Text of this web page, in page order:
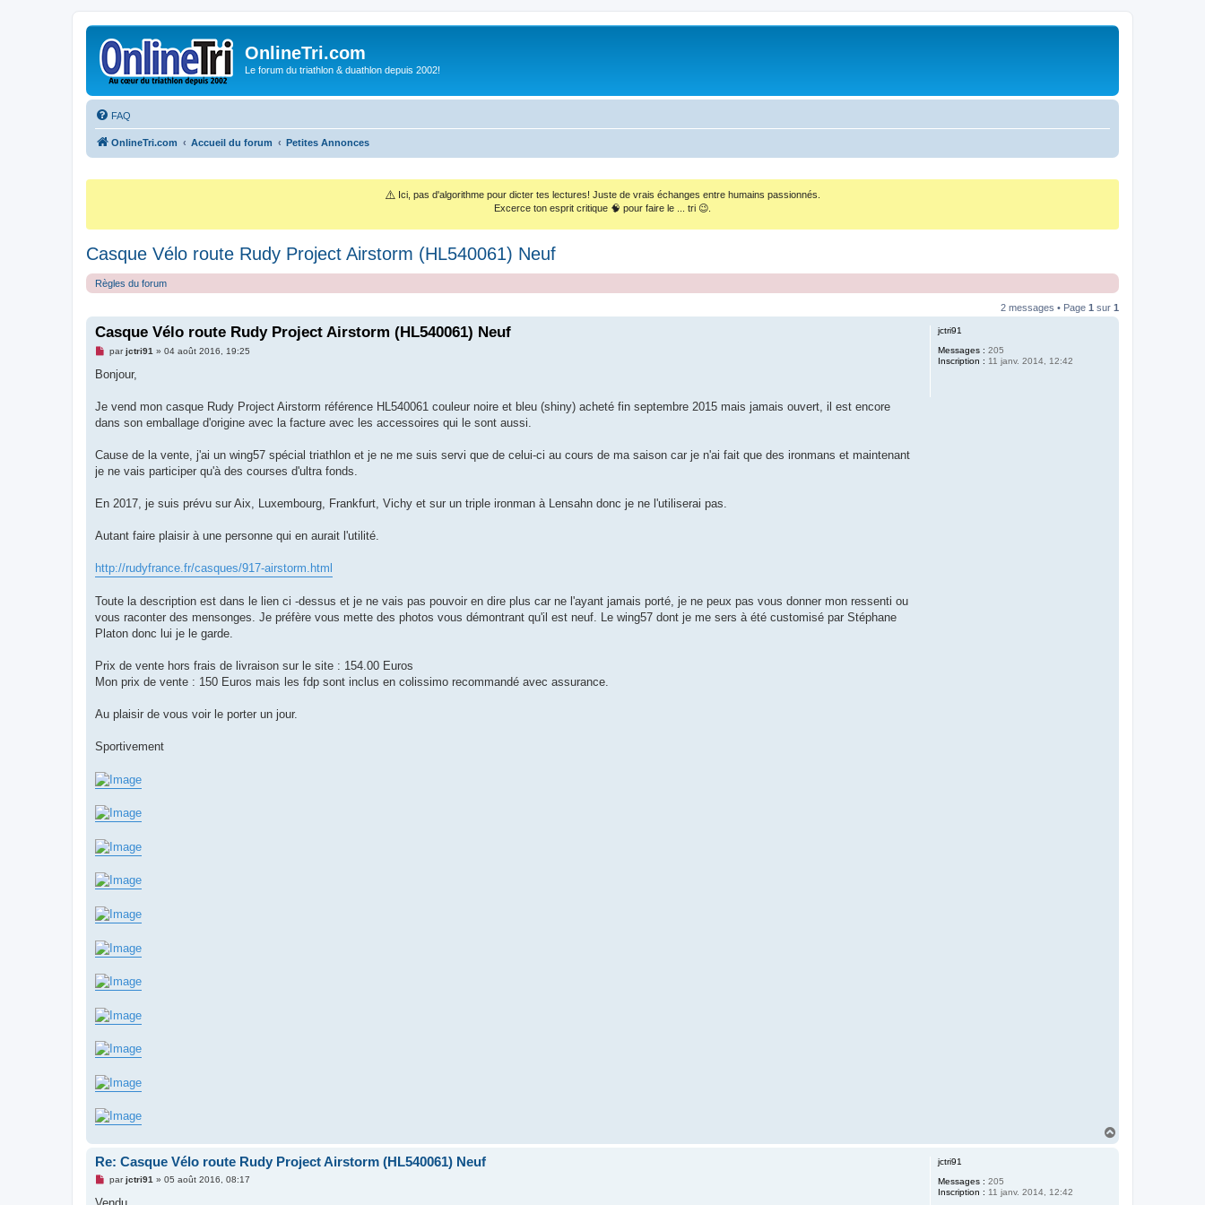
OnlineTri.com
Le forum du triathlon & duathlon depuis 2002!
FAQ
OnlineTri.com Accueil du forum Petites Annonces
⚠️ Ici, pas d'algorithme pour dicter tes lectures! Juste de vrais échanges entre humains passionnés.
Excerce ton esprit critique 🧠 pour faire le ... tri 😉.
Casque Vélo route Rudy Project Airstorm (HL540061) Neuf
Règles du forum
2 messages • Page 1 sur 1
jctri91
Messages : 205
Inscription : 11 janv. 2014, 12:42
Casque Vélo route Rudy Project Airstorm (HL540061) Neuf
M
s
g
n
l
u
parjctri91 » 04 août 2016, 19:25
Bonjour,
Je vend mon casque Rudy Project Airstorm référence HL540061 couleur noire et bleu (shiny) acheté fin septembre 2015 mais jamais ouvert, il est encore
dans son emballage d'origine avec la facture avec les accessoires qui le sont aussi.
Cause de la vente, j'ai un wing57 spécial triathlon et je ne me suis servi que de celui-ci au cours de ma saison car je n'ai fait que des ironmans et maintenant
je ne vais participer qu'à des courses d'ultra fonds.
En 2017, je suis prévu sur Aix, Luxembourg, Frankfurt, Vichy et sur un triple ironman à Lensahn donc je ne l'utiliserai pas.
Autant faire plaisir à une personne qui en aurait l'utilité.
http://rudyfrance.fr/casques/917-airstorm.html
Toute la description est dans le lien ci -dessus et je ne vais pas pouvoir en dire plus car ne l'ayant jamais porté, je ne peux pas vous donner mon ressenti ou
vous raconter des mensonges. Je préfère vous mette des photos vous démontrant qu'il est neuf. Le wing57 dont je me sers à été customisé par Stéphane
Platon donc lui je le garde.
Prix de vente hors frais de livraison sur le site : 154.00 Euros
Mon prix de vente : 150 Euros mais les fdp sont inclus en colissimo recommandé avec assurance.
Au plaisir de vous voir le porter un jour.
Sportivement
jctri91
Messages : 205
Inscription : 11 janv. 2014, 12:42
Re: Casque Vélo route Rudy Project Airstorm (HL540061) Neuf
M
s
parjctri91 » 05 août 2016, 08:17